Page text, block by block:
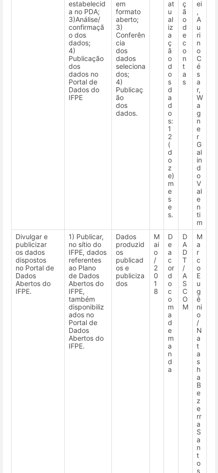
estabelecid
a no PDA;
3)Análise/
confirmaçã
o dos
dados;
4)
Publicação
dos
dados no
Portal de
Dados do
IFPE
em
formato
aberto;
3)
Conferên
cia
dos
dados
seleciona
dos;
4)
Publicaç
ão
dos
dados.
at
u
al
iz
a
ç
ã
o
d
o
s
d
a
d
o
s:
1
2
(
d
o
z
e)
m
e
s
e
s.
ç
ã
o
d
e
c
o
n
t
a
s
ei
,
A
u
ri
n
o
C
é
s
a
r,
W
a
g
n
e
r
G
al
in
d
o
V
al
e
n
ti
m
Divulgar e
publicizar
os dados
dispostos
no Portal de
Dados
Abertos do
IFPE.
1) Publicar,
no sítio do
IFPE, dados
referentes
ao Plano
de Dados
Abertos do
IFPE,
também
disponibiliz
ados no
Portal de
Dados
Abertos do
IFPE.
Dados
produzid
os
publicad
os e
publiciza
dos
M
ai
o
/
2
0
1
8
D
e
a
c
or
d
o
c
o
m
a
d
e
m
a
n
d
a
D
A
D
T
/
A
S
C
O
M
M
a
r
c
o
E
u
g
ê
ni
o
/
N
a
t
a
s
h
a
B
e
z
e
rr
a
S
a
n
t
o
s